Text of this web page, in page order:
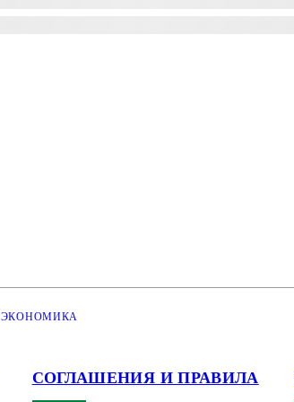
ЭКОНОМИКА
СОГЛАШЕНИЯ И ПРАВИЛА